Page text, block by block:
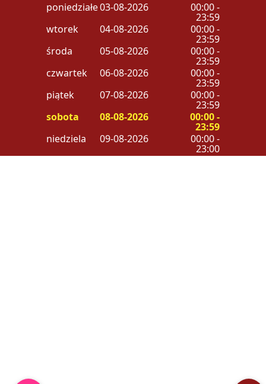
poniedziałek03-08-2026 00:00 -
23:59
wtorek
04-08-2026 00:00 -
23:59
środa
05-08-2026 00:00 -
23:59
czwartek
06-08-2026 00:00 -
23:59
piątek
07-08-2026 00:00 -
23:59
sobota
08-08-2026 00:00 -
23:59
niedziela
09-08-2026 00:00 -
23:00